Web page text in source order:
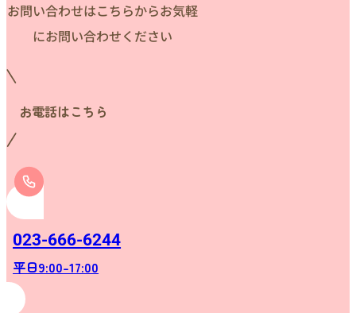
お問い合わせはこちらからお気軽
にお問い合わせください
お電話はこちら
023-666-6244
平日9:00-17:00